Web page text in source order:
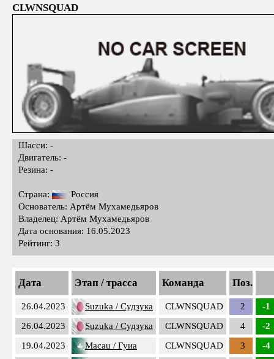
CLWNSQUAD
Шасси: -
Двигатель: -
Резина: -
Страна:
Россия
Основатель: Артём Мухамедьяров
Владелец: Артём Мухамедьяров
Дата основания: 16.05.2023
Рейтинг: 3
Дата Этап / трасса Команда Поз.
26.04.2023 Suzuka / Судзука CLWNSQUAD 2
-1
26.04.2023
Suzuka / Судзука CLWNSQUAD 4
-2
19.04.2023
Macau / Гуиа CLWNSQUAD 3
-4